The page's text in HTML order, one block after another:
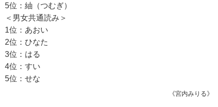
5位：紬（つむぎ）
＜男女共通読み＞
1位：あおい
2位：ひなた
3位：はる
4位：すい
5位：せな
《宮内みりる》